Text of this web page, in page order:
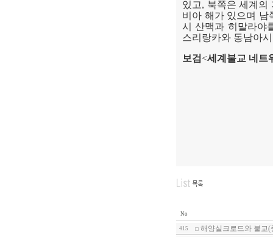
있고, 북쪽은 세계의
비아 해가 있으며 남
시 산맥과 히말라야
스리랑카와 동남아
보검 <세계불교 네트
No
415 해양실크로드와 불교